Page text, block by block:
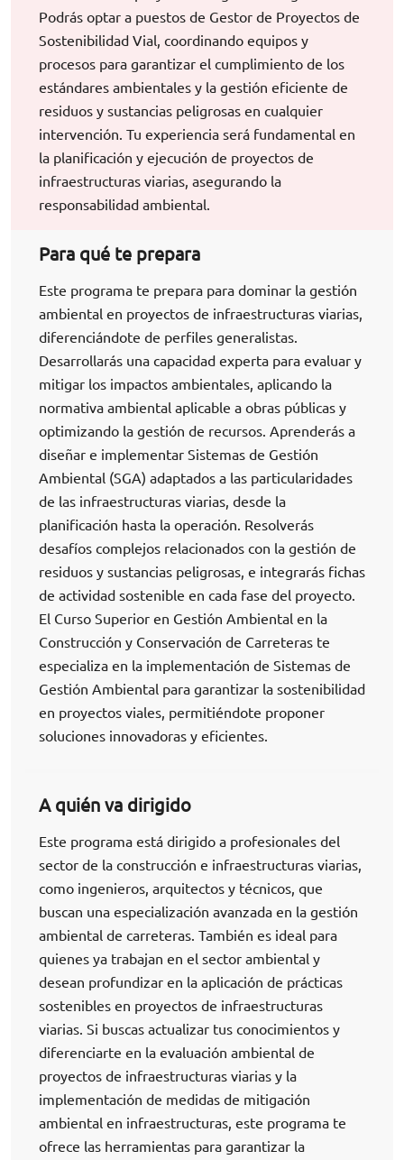
Podrás optar a puestos de Gestor de Proyectos de
Sostenibilidad Vial, coordinando equipos y
procesos para garantizar el cumplimiento de los
estándares ambientales y la gestión eficiente de
residuos y sustancias peligrosas en cualquier
intervención. Tu experiencia será fundamental en
la planificación y ejecución de proyectos de
infraestructuras viarias, asegurando la
responsabilidad ambiental.
Para qué te prepara
Este programa te prepara para dominar la gestión
ambiental en proyectos de infraestructuras viarias,
diferenciándote de perfiles generalistas.
Desarrollarás una capacidad experta para evaluar y
mitigar los impactos ambientales, aplicando la
normativa ambiental aplicable a obras públicas y
optimizando la gestión de recursos. Aprenderás a
diseñar e implementar Sistemas de Gestión
Ambiental (SGA) adaptados a las particularidades
de las infraestructuras viarias, desde la
planificación hasta la operación. Resolverás
desafíos complejos relacionados con la gestión de
residuos y sustancias peligrosas, e integrarás fichas
de actividad sostenible en cada fase del proyecto.
El Curso Superior en Gestión Ambiental en la
Construcción y Conservación de Carreteras te
especializa en la implementación de Sistemas de
Gestión Ambiental para garantizar la sostenibilidad
en proyectos viales, permitiéndote proponer
soluciones innovadoras y eficientes.
A quién va dirigido
Este programa está dirigido a profesionales del
sector de la construcción e infraestructuras viarias,
como ingenieros, arquitectos y técnicos, que
buscan una especialización avanzada en la gestión
ambiental de carreteras. También es ideal para
quienes ya trabajan en el sector ambiental y
desean profundizar en la aplicación de prácticas
sostenibles en proyectos de infraestructuras
viarias. Si buscas actualizar tus conocimientos y
diferenciarte en la evaluación ambiental de
proyectos de infraestructuras viarias y la
implementación de medidas de mitigación
ambiental en infraestructuras, este programa te
ofrece las herramientas para garantizar la